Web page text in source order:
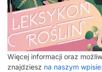
Więcej informacji oraz
znajdziesz na naszym